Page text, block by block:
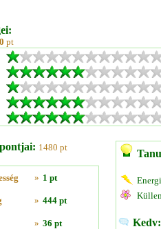
pt
1480 pt
» 1 pt
» 444 pt
» 36 pt Kedv: